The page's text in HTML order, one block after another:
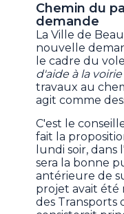
Chemin du
demande
La Ville de
nouvelle
le cadre du
d'aide à la
travaux au
agit comme
C'est le
fait la
lundi soir,
sera la bonne
antérieure de
projet avait été
des Transports